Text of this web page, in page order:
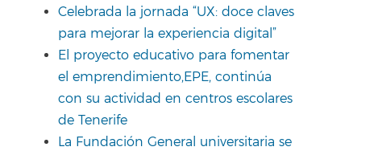
Celebrada la jornada “UX: doce claves
para mejorar la experiencia digital”
El proyecto educativo para fomentar
el emprendimiento,EPE, continúa
con su actividad en centros escolares
de Tenerife
La Fundación General universitaria se